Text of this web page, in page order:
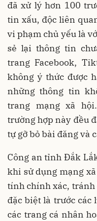
đã xử lý hơn 100
tin xấu, độc liên
vi phạm chủ yếu là
sẻ lại thông tin
trang Facebook,
không ý thức được
những thông tin
trang mạng xã
trường hợp này đều
tự gỡ bỏ bài đăng và
Công an tỉnh Đắk
khi sử dụng mạng
tính chính xác, tránh
đặc biệt là trước
các trang cá nhân